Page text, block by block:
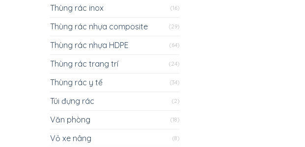
Thùng rác inox (16)
Thùng rác nhựa composite (29)
Thùng rác nhựa HDPE (64)
Thùng rác trang trí (24)
Thùng rác y tế (34)
Túi đựng rác (2)
Văn phòng (18)
Vỏ xe nâng (8)